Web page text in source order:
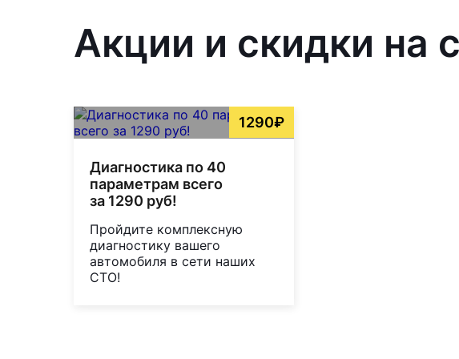
Акции и скидки на
1290₽
Диагностика по 40
параметрам всего
за 1290 руб!
Пройдите комплексную
диагностику вашего
автомобиля в сети наших
СТО!